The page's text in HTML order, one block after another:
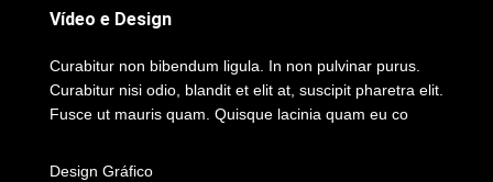
Vídeo e Design
Curabitur non bibendum ligula. In non pulvinar purus.
Curabitur nisi odio, blandit et elit at, suscipit pharetra elit.
Fusce ut mauris quam. Quisque lacinia quam eu co
Design Gráfico